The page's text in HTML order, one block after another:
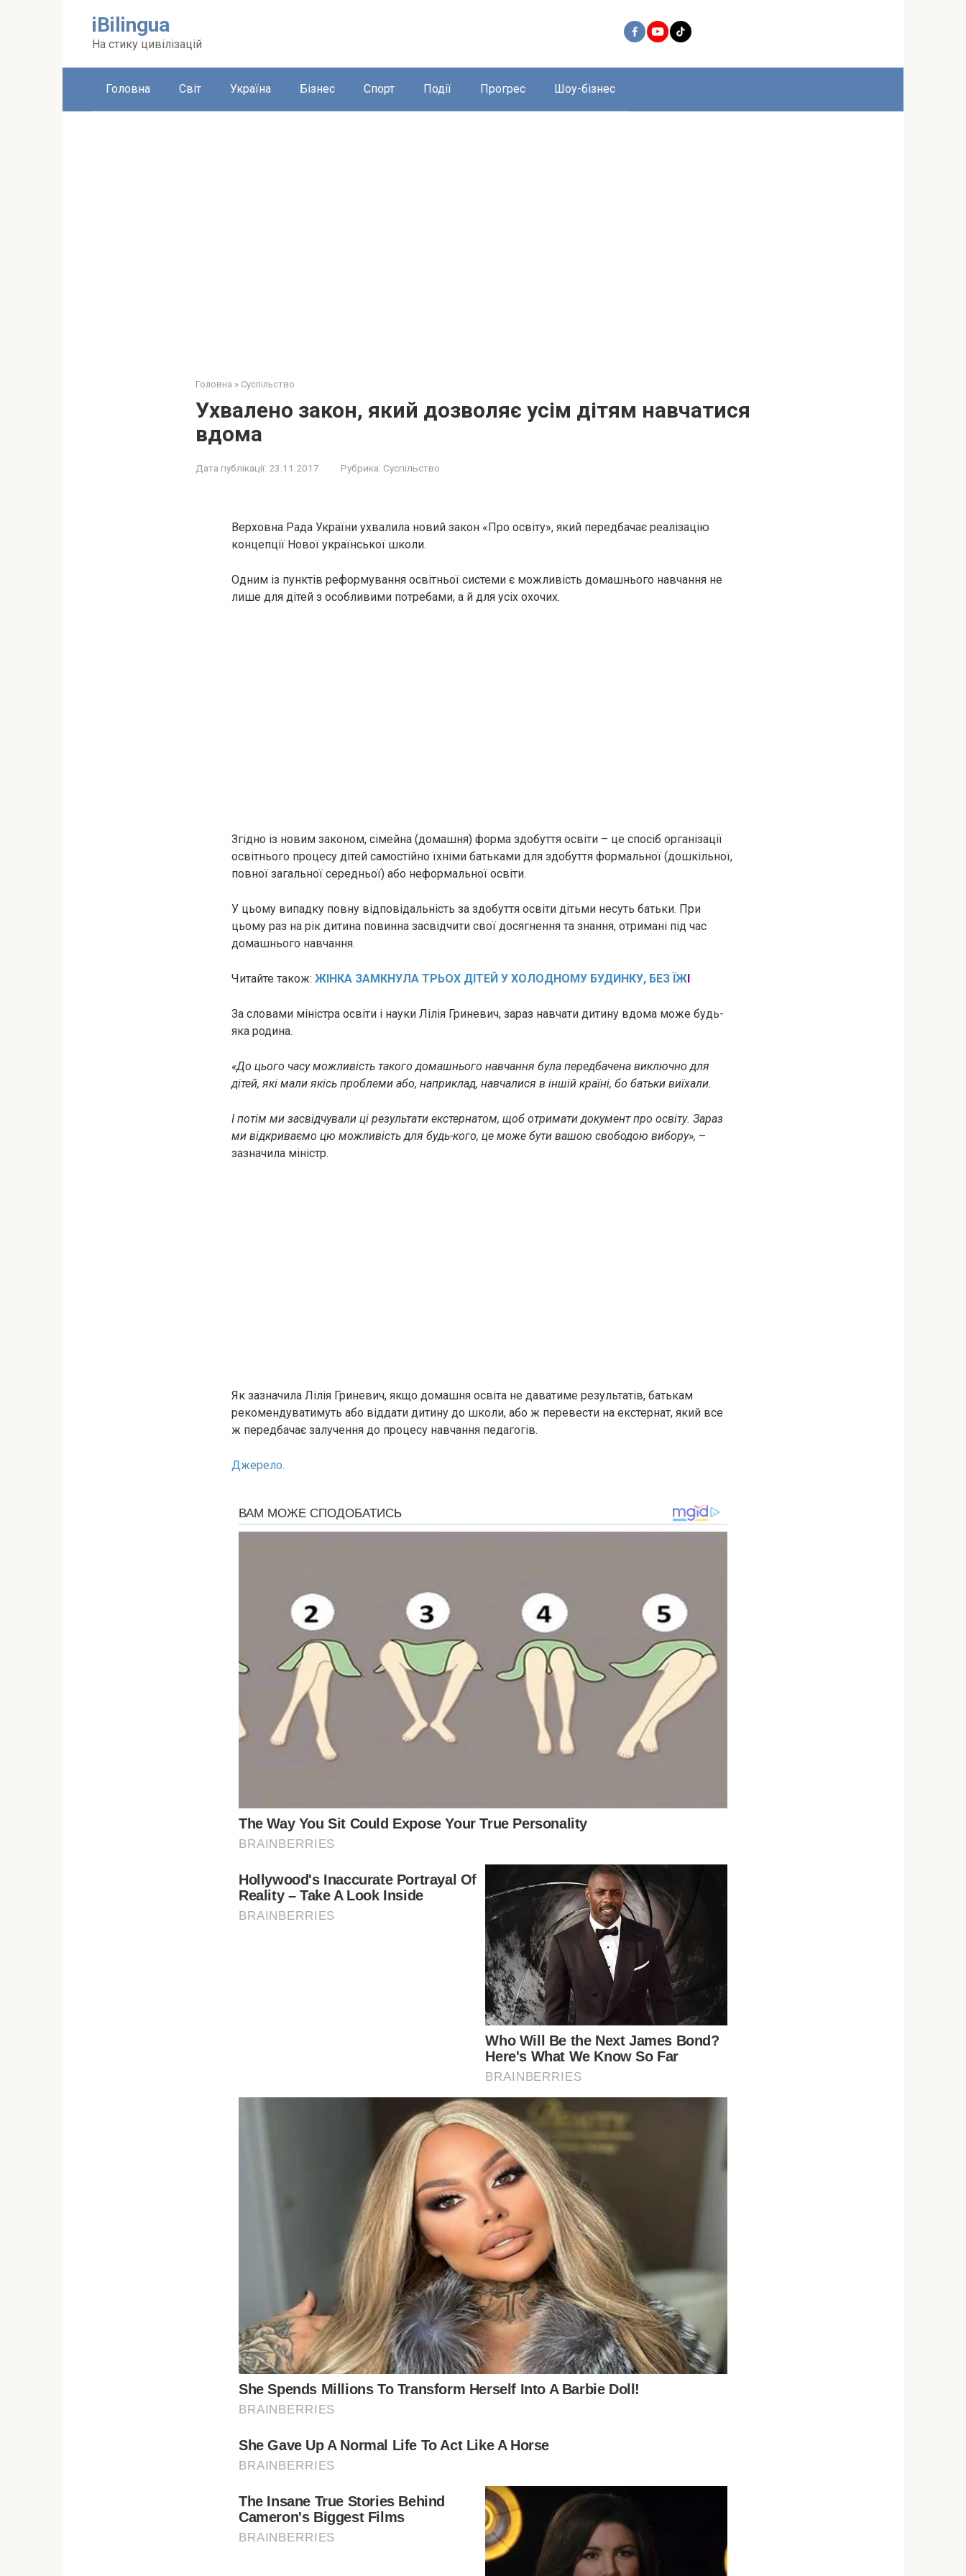
iBilingua
На стику цивілізацій
Головна Світ Україна Бізнес Спорт Події Прогрес Шоу-бізнес
Головна » Суспільство
Ухвалено закон, який дозволяє усім дітям навчатися
вдома
Дата публікації: 23.11.2017 Рубрика: Суспільство
Верховна Рада України ухвалила новий закон «Про освіту», який передбачає реалізацію
концепції Нової української школи.
Одним із пунктів реформування освітньої системи є можливість домашнього навчання не
лише для дітей з особливими потребами, а й для усіх охочих.
Згідно із новим законом, сімейна (домашня) форма здобуття освіти – це спосіб організації
освітнього процесу дітей самостійно їхніми батьками для здобуття формальної (дошкільної,
повної загальної середньої) або неформальної освіти.
У цьому випадку повну відповідальність за здобуття освіти дітьми несуть батьки. При
цьому раз на рік дитина повинна засвідчити свої досягнення та знання, отримані під час
домашнього навчання.
Читайте також: ЖІНКА ЗАМКНУЛА ТРЬОХ ДІТЕЙ У ХОЛОДНОМУ БУДИНКУ, БЕЗ ЇЖІ
За словами міністра освіти і науки Лілія Гриневич, зараз навчати дитину вдома може будь-
яка родина.
«До цього часу можливість такого домашнього навчання була передбачена виключно для
дітей, які мали якісь проблеми або, наприклад, навчалися в іншій країні, бо батьки виїхали.
І потім ми засвідчували ці результати екстернатом, щоб отримати документ про освіту. Зараз
ми відкриваємо цю можливість для будь-кого, це може бути вашою свободою вибору», –
зазначила міністр.
Як зазначила Лілія Гриневич, якщо домашня освіта не даватиме результатів, батькам
рекомендуватимуть або віддати дитину до школи, або ж перевести на екстернат, який все
ж передбачає залучення до процесу навчання педагогів.
Джерело.